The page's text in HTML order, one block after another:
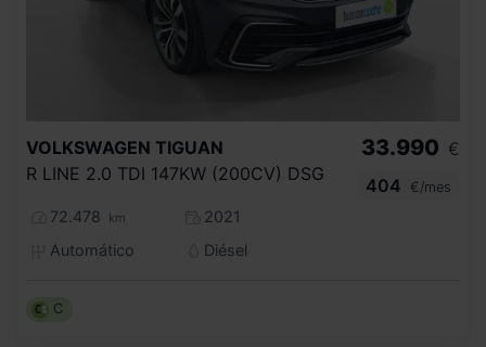
VOLKSWAGEN TIGUAN
R LINE 2.0 TDI 147KW (200CV) DSG
72.478 km
2021
Automático
Diésel
33.990 €
404
€/mes
C